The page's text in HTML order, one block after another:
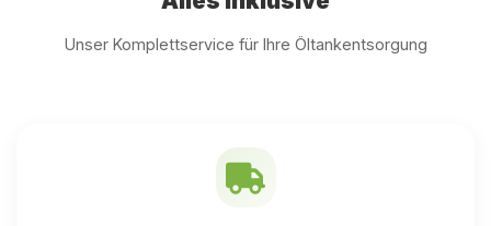
Unser Komplettservice für Ihre Öltankentsorgung